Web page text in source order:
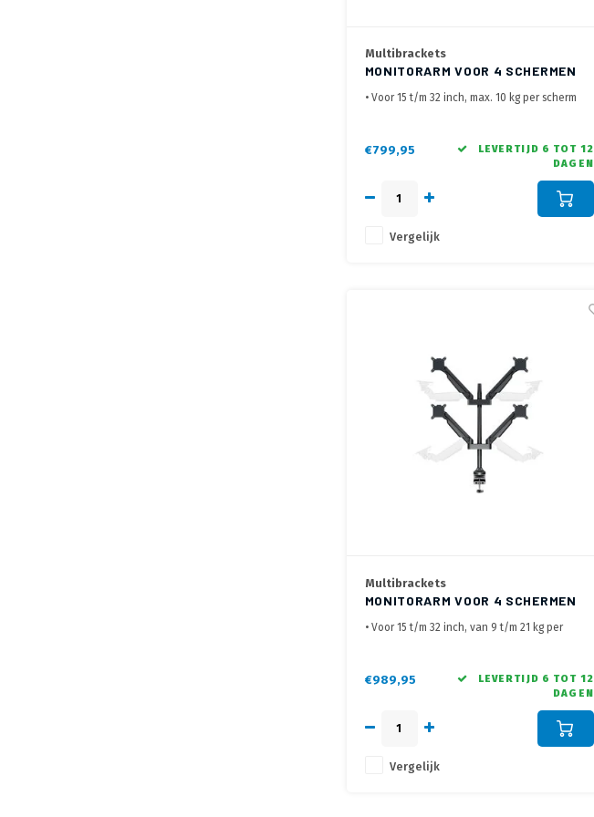
Multibrackets
MONITORARM VOOR 4 SCHERMEN
ZILVERGRIJS
• Voor 15 t/m 32 inch, max. 10 kg per scherm
€799,95
LEVERTIJD 6 TOT 12
DAGEN
Vergelijk
Multibrackets
MONITORARM VOOR 4 SCHERMEN
HD ZWART
• Voor 15 t/m 32 inch, van 9 t/m 21 kg per
• Met bladklem en bladdoorvoer
€989,95
LEVERTIJD 6 TOT 12
DAGEN
Vergelijk